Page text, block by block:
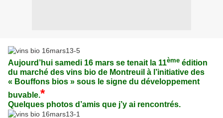
Aujourd’hui samedi 16 mars se tenait la 11ème édition
du marché des vins bio de Montreuil à l’initiative des
« Bouffons bios » sous le signe du développement
buvable.*
Quelques photos d’amis que j’y ai rencontrés.